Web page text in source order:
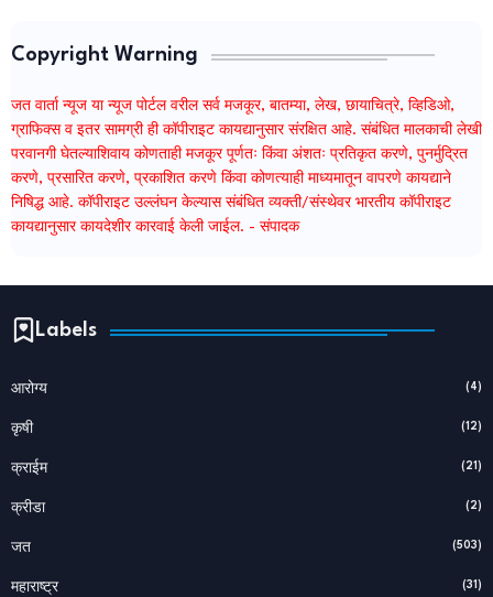
Copyright Warning
जत वार्ता न्यूज या न्यूज पोर्टल वरील सर्व मजकूर, बातम्या, लेख, छायाचित्रे, व्हिडिओ,
ग्राफिक्स व इतर सामग्री ही कॉपीराइट कायद्यानुसार संरक्षित आहे. संबंधित मालकाची लेखी
परवानगी घेतल्याशिवाय कोणताही मजकूर पूर्णतः किंवा अंशतः प्रतिकृत करणे, पुनर्मुद्रित
करणे, प्रसारित करणे, प्रकाशित करणे किंवा कोणत्याही माध्यमातून वापरणे कायद्याने
निषिद्ध आहे. कॉपीराइट उल्लंघन केल्यास संबंधित व्यक्ती/संस्थेवर भारतीय कॉपीराइट
कायद्यानुसार कायदेशीर कारवाई केली जाईल. - संपादक
Labels
आरोग्य (4)
कृषी (12)
क्राईम (21)
क्रीडा (2)
जत (503)
महाराष्ट्र (31)